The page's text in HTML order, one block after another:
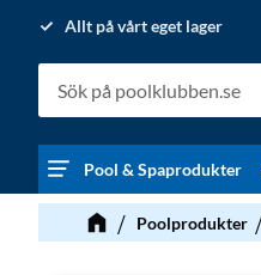
Allt på vårt eget lager
Pool & Spaprodukter
Poolprodukter